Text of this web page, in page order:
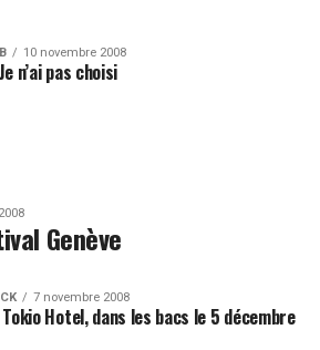
10 novembre 2008
n’ai pas choisi
Genève
7 novembre 2008
Tokio Hotel, dans les bacs le 5 décembre